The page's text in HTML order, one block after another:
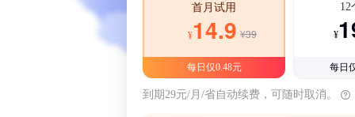
首月试用
¥14.9 ¥39
每日仅0.48元
12
¥
每日
到期29元/月/省自动续费，可随时取消。